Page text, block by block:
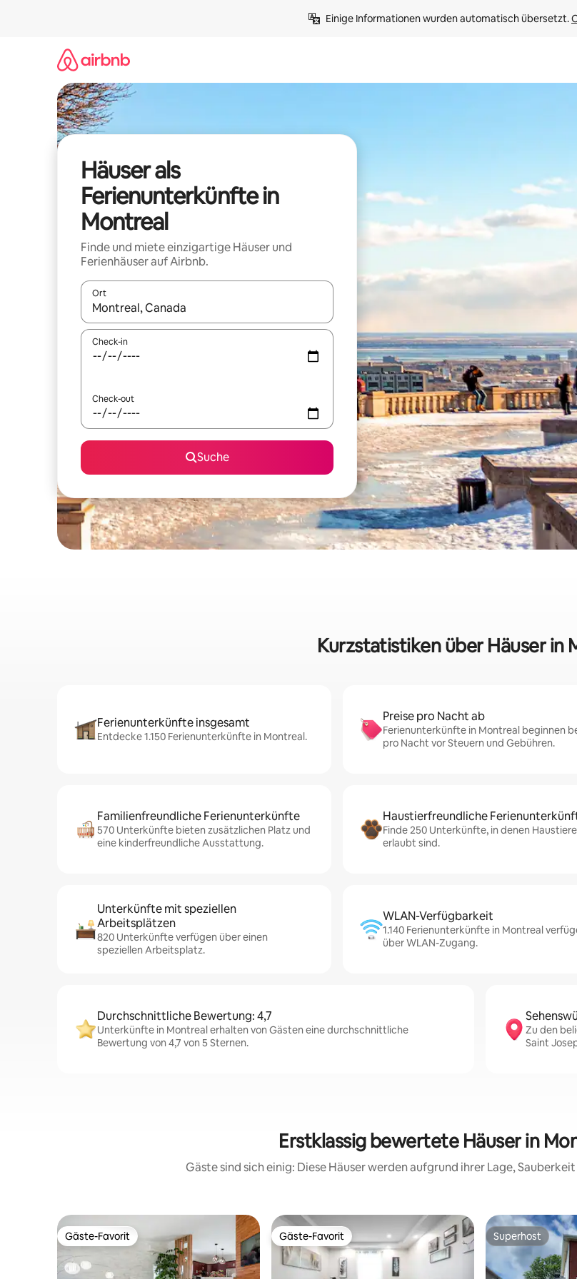
Einige Informationen wurden automatisch übersetzt.
Häuser als
Ferienunterkünfte in
Montreal
Finde und miete einzigartige Häuser und
Ferienhäuser auf Airbnb.
Ort
Wenn Ergebnisse verfügbar sind, navigiere mit den Pfeiltasten nach oben und unten oder erkunde die
Check-in
Check-out
Suche
Kurzstatistiken über Häuser in
Ferienunterkünfte insgesamt
Entdecke 1.150 Ferienunterkünfte in Montreal.
Preise pro Nacht ab
Ferienunterkünfte in Montreal beginnen
pro Nacht vor Steuern und Gebühren.
Familienfreundliche Ferienunterkünfte
570 Unterkünfte bieten zusätzlichen Platz und
eine kinderfreundliche Ausstattung.
Haustierfreundliche
Finde 250 Unterkünfte, in denen Haustiere
erlaubt sind.
Unterkünfte mit speziellen
Arbeitsplätzen
820 Unterkünfte verfügen über einen
speziellen Arbeitsplatz.
WLAN-Verfügbarkeit
1.140 Ferienunterkünfte in Montreal
über WLAN-Zugang.
Durchschnittliche Bewertung: 4,7
Unterkünfte in Montreal erhalten von Gästen eine durchschnittliche
Bewertung von 4,7 von 5 Sternen.
Zu den
Saint
Erstklassig bewertete Häuser in
Gäste sind sich einig: Diese Häuser werden aufgrund ihrer Lage,
Gäste-Favorit
Gäste-Favorit Gäste-Favorit
Gäste-Favorit Superhost
Superhost